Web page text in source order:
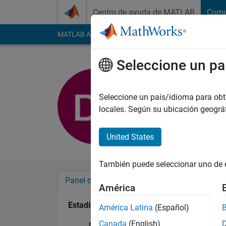
Centro de ayuda de MATLAB
MATLAB Answers File Exchange Cody
Con actividad desde 2018
Followers:0
Panel de control
Estadística
Seleccione un
Seleccione un país/idioma para
locales. Según su ubicación
United States
También puede seleccionar uno
América
América Latina (Español)
Canada (English)